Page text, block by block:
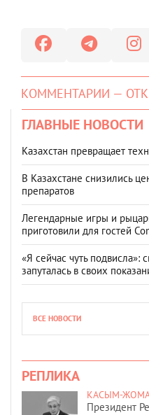
КОММЕНТАРИИ —
ГЛАВНЫЕ НОВОСТИ
Казахстан превращает
В Казахстане снизились
препаратов
Легендарные игры и
приготовили для гостей
«Я сейчас чуть подвисла»:
запуталась в своих
ВСЕ НОВОСТИ
РЕПЛИКА
КАСЫМ-
Президент